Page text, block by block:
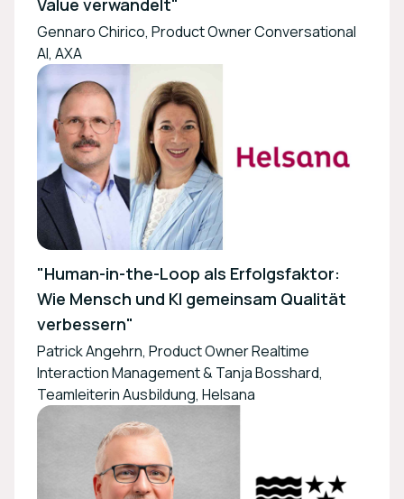
Value verwandelt"
Gennaro Chirico, Product Owner Conversational
AI, AXA
"Human-in-the-Loop als Erfolgsfaktor:
Wie Mensch und KI gemeinsam Qualität
verbessern"
Patrick Angehrn, Product Owner Realtime
Interaction Management & Tanja Bosshard,
Teamleiterin Ausbildung, Helsana